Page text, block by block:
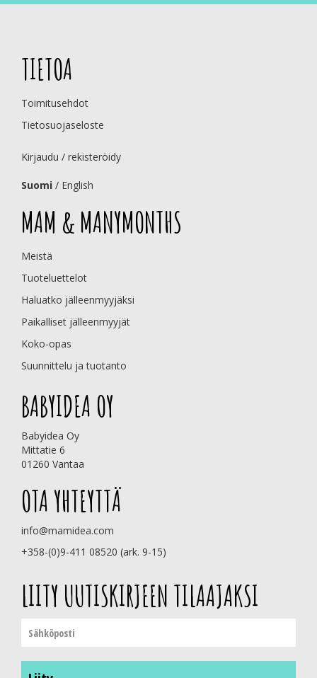
TIETOA
Toimitusehdot
Tietosuojaseloste
Kirjaudu / rekisteröidy
Suomi / English
MAM & MANYMONTHS
Meistä
Tuoteluettelot
Haluatko jälleenmyyjäksi
Paikalliset jälleenmyyjät
Koko-opas
Suunnittelu ja tuotanto
BABYIDEA OY
Babyidea Oy
Mittatie 6
01260 Vantaa
OTA YHTEYTTÄ
info@mamidea.com
+358-(0)9-411 08520 (ark. 9-15)
LIITY UUTISKIRJEEN TILAAJAKSI